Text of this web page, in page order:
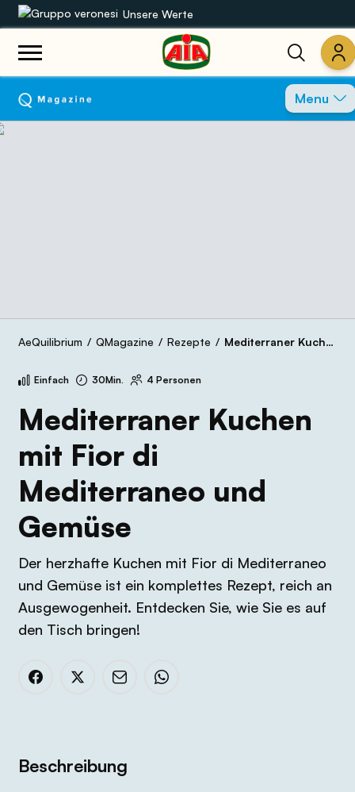
Unsere Werte
Unsere Sortimente
Rezepte
Menu
AeQuilibrium QMagazine Rezepte Mediterraner Kuchen mit Fior di Mediterraneo und Gemüse
Einfach 30Min. 4 Personen
Mediterraner Kuchen
mit Fior di
Mediterraneo und
Gemüse
Der herzhafte Kuchen mit Fior di Mediterraneo
und Gemüse ist ein komplettes Rezept, reich an
Ausgewogenheit. Entdecken Sie, wie Sie es auf
den Tisch bringen!
Beschreibung